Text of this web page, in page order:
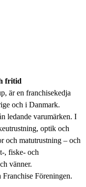
fritid
är en franchisekedja
och i Danmark.
ledande varumärken. I
optik och
och matutrustning – och
, fiske- och
vänner.
Föreningen.